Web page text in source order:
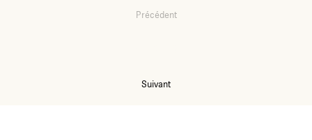
Précédent
Suivant